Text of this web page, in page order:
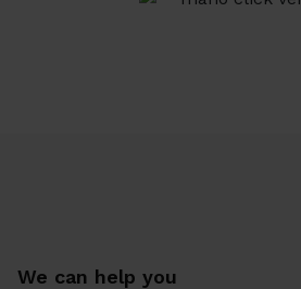
We can help you